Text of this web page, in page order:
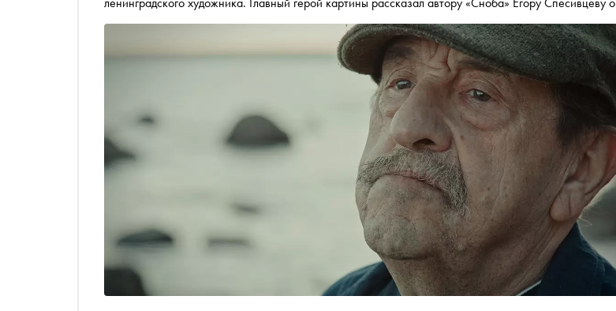
шашлыках на сцене перед концертом Сергея Курёхина и цветах от Дэвида Линча (кому и в каких
обстоятельствах режиссер «Синего бархата» их дарил — читайте в тексте)